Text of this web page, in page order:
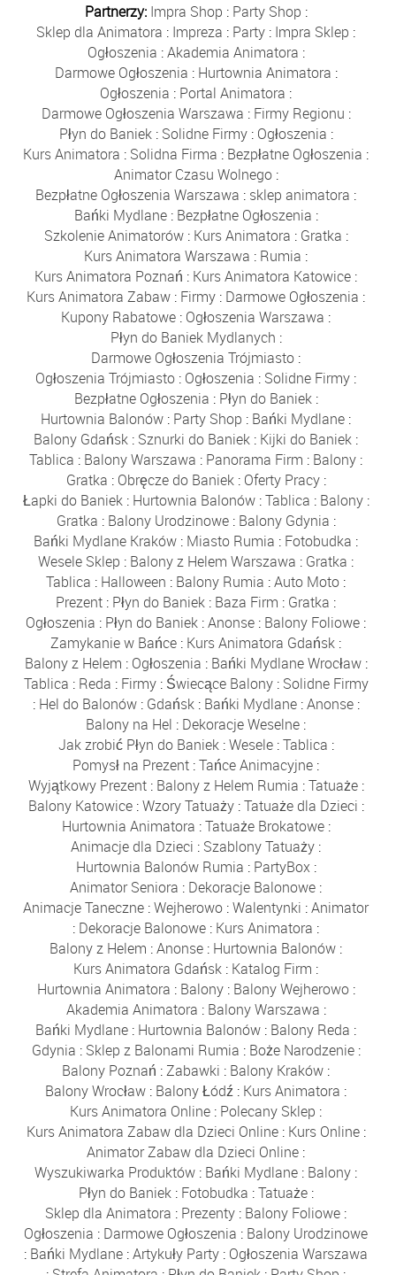
Partnerzy: Impra Shop : Party Shop :
Sklep dla Animatora : Impreza : Party : Impra Sklep :
Ogłoszenia :Akademia Animatora :
Darmowe Ogłoszenia : Hurtownia Animatora :
Ogłoszenia : Portal Animatora :
Darmowe Ogłoszenia Warszawa : Firmy Regionu :
Płyn do Baniek: Solidne Firmy: Ogłoszenia :
Kurs Animatora : Solidna Firma : Bezpłatne Ogłoszenia :
Animator Czasu Wolnego:
Bezpłatne Ogłoszenia Warszawa : sklep animatora :
Bańki Mydlane: Bezpłatne Ogłoszenia :
Szkolenie Animatorów: Kurs Animatora : Gratka :
Kurs Animatora Warszawa : Rumia :
Kurs Animatora Poznań : Kurs Animatora Katowice :
Kurs Animatora Zabaw : Firmy : Darmowe Ogłoszenia :
Kupony Rabatowe : Ogłoszenia Warszawa :
Płyn do Baniek Mydlanych :
Darmowe Ogłoszenia Trójmiasto :
Ogłoszenia Trójmiasto : Ogłoszenia : Solidne Firmy :
Bezpłatne Ogłoszenia : Płyn do Baniek:
Hurtownia Balonów : Party Shop : Bańki Mydlane :
Balony Gdańsk : Sznurki do Baniek : Kijki do Baniek :
Tablica : Balony Warszawa : Panorama Firm : Balony :
Gratka : Obręcze do Baniek: Oferty Pracy:
Łapki do Baniek: Hurtownia Balonów:Tablica : Balony:
Gratka : Balony Urodzinowe: Balony Gdynia :
Bańki Mydlane Kraków : Miasto Rumia : Fotobudka :
Wesele Sklep : Balony z Helem Warszawa : Gratka :
Tablica : Halloween : Balony Rumia :Auto Moto :
Prezent : Płyn do Baniek : Baza Firm : Gratka :
Ogłoszenia : Płyn do Baniek :Anonse : Balony Foliowe :
Zamykanie w Bańce : Kurs Animatora Gdańsk :
Balony z Helem : Ogłoszenia : Bańki Mydlane Wrocław:
Tablica : Reda : Firmy: Świecące Balony: Solidne Firmy
: Hel do Balonów: Gdańsk: Bańki Mydlane:Anonse:
Balony na Hel : Dekoracje Weselne :
Jak zrobić Płyn do Baniek:Wesele:Tablica :
Pomysł na Prezent :Tańce Animacyjne :
Wyjątkowy Prezent: Balony z Helem Rumia :Tatuaże:
Balony Katowice:Wzory Tatuaży:Tatuaże dla Dzieci :
Hurtownia Animatora :Tatuaże Brokatowe:
Animacje dla Dzieci : Szablony Tatuaży :
Hurtownia Balonów Rumia : PartyBox:
Animator Seniora : Dekoracje Balonowe :
Animacje Taneczne :Wejherowo :Walentynki :Animator
: Dekoracje Balonowe : Kurs Animatora :
Balony z Helem :Anonse : Hurtownia Balonów :
Kurs Animatora Gdańsk : Katalog Firm :
Hurtownia Animatora : Balony: Balony Wejherowo:
Akademia Animatora : Balony Warszawa :
Bańki Mydlane : Hurtownia Balonów : Balony Reda :
Gdynia : Sklep z Balonami Rumia : Boże Narodzenie:
Balony Poznań :Zabawki : Balony Kraków :
Balony Wrocław : Balony Łódź : Kurs Animatora :
Kurs Animatora Online : Polecany Sklep :
Kurs Animatora Zabaw dla Dzieci Online: Kurs Online:
Animator Zabaw dla Dzieci Online :
Wyszukiwarka Produktów : Bańki Mydlane : Balony :
Płyn do Baniek: Fotobudka :Tatuaże:
Sklep dla Animatora : Prezenty : Balony Foliowe :
Ogłoszenia : Darmowe Ogłoszenia : Balony Urodzinowe
: Bańki Mydlane :Artykuły Party : Ogłoszenia Warszawa